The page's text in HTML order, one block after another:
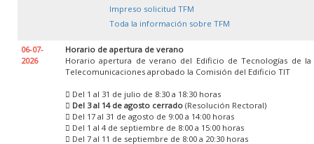
Impreso solicitud TFM
Toda la información sobre TFM
06-07-
2026
Horario de apertura de verano
Horario apertura de verano del Edificio de Tecnologías de
Telecomunicaciones aprobado la Comisión del Edificio TIT
 Del 1 al 31 de julio de 8:30 a 18:30 horas
 Del 3 al 14 de agosto cerrado (Resolución Rectoral)
 Del 17 al 31 de agosto de 9:00 a 14:00 horas
 Del 1 al 4 de septiembre de 8:00 a 15:00 horas
 Del 7 al 11 de septiembre de 8:00 a 20:30 horas